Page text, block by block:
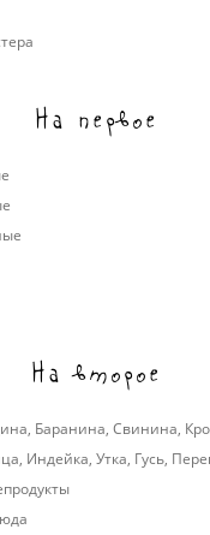
На первое
На второе
, Баранина, Свинина,
, Индейка, Утка, Гусь,